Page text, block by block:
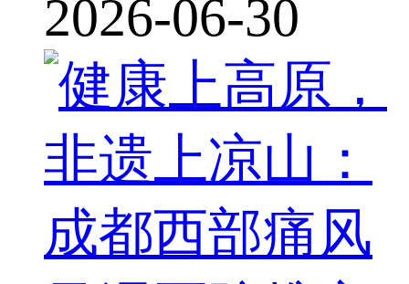
2026-06-30